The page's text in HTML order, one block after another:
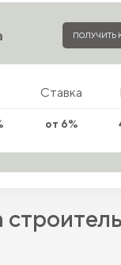
ПОЛУЧИТЬ
Ставка
от 6%